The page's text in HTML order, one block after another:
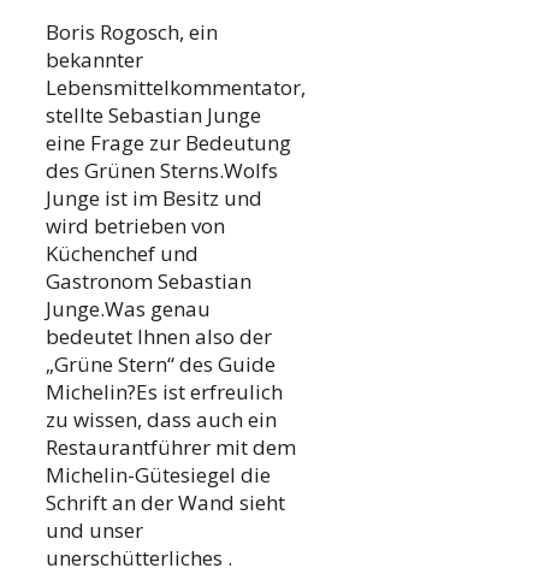
Boris Rogosch, ein
bekannter
Lebensmittelkommentator,
stellte Sebastian Junge
eine Frage zur Bedeutung
des Grünen Sterns.Wolfs
Junge ist im Besitz und
wird betrieben von
Küchenchef und
Gastronom Sebastian
Junge.Was genau
bedeutet Ihnen also der
„Grüne Stern“ des Guide
Michelin?Es ist erfreulich
zu wissen, dass auch ein
Restaurantführer mit dem
Michelin-Gütesiegel die
Schrift an der Wand sieht
und unser
unerschütterliches .